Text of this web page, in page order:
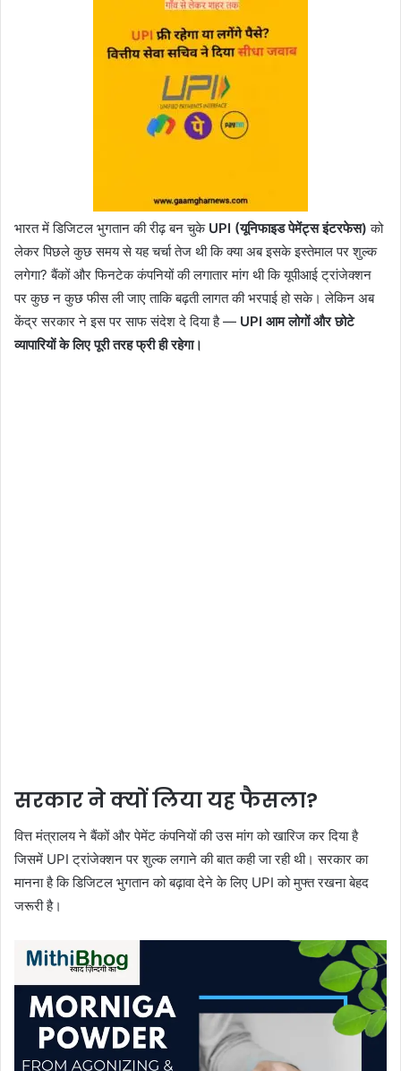
भारत में डिजिटल भुगतान की रीढ़ बन चुके UPI (यूनिफाइड पेमेंट्स इंटरफेस) को
लेकर पिछले कुछ समय से यह चर्चा तेज थी कि क्या अब इसके इस्तेमाल पर शुल्क
लगेगा? बैंकों और फिनटेक कंपनियों की लगातार मांग थी कि यूपीआई ट्रांजेक्शन
पर कुछ न कुछ फीस ली जाए ताकि बढ़ती लागत की भरपाई हो सके। लेकिन अब
केंद्र सरकार ने इस पर साफ संदेश दे दिया है — UPI आम लोगों और छोटे
व्यापारियों के लिए पूरी तरह फ्री ही रहेगा।
सरकार ने क्यों लिया यह फैसला?
वित्त मंत्रालय ने बैंकों और पेमेंट कंपनियों की उस मांग को खारिज कर दिया है
जिसमें UPI ट्रांजेक्शन पर शुल्क लगाने की बात कही जा रही थी। सरकार का
मानना है कि डिजिटल भुगतान को बढ़ावा देने के लिए UPI को मुफ्त रखना बेहद
जरूरी है।